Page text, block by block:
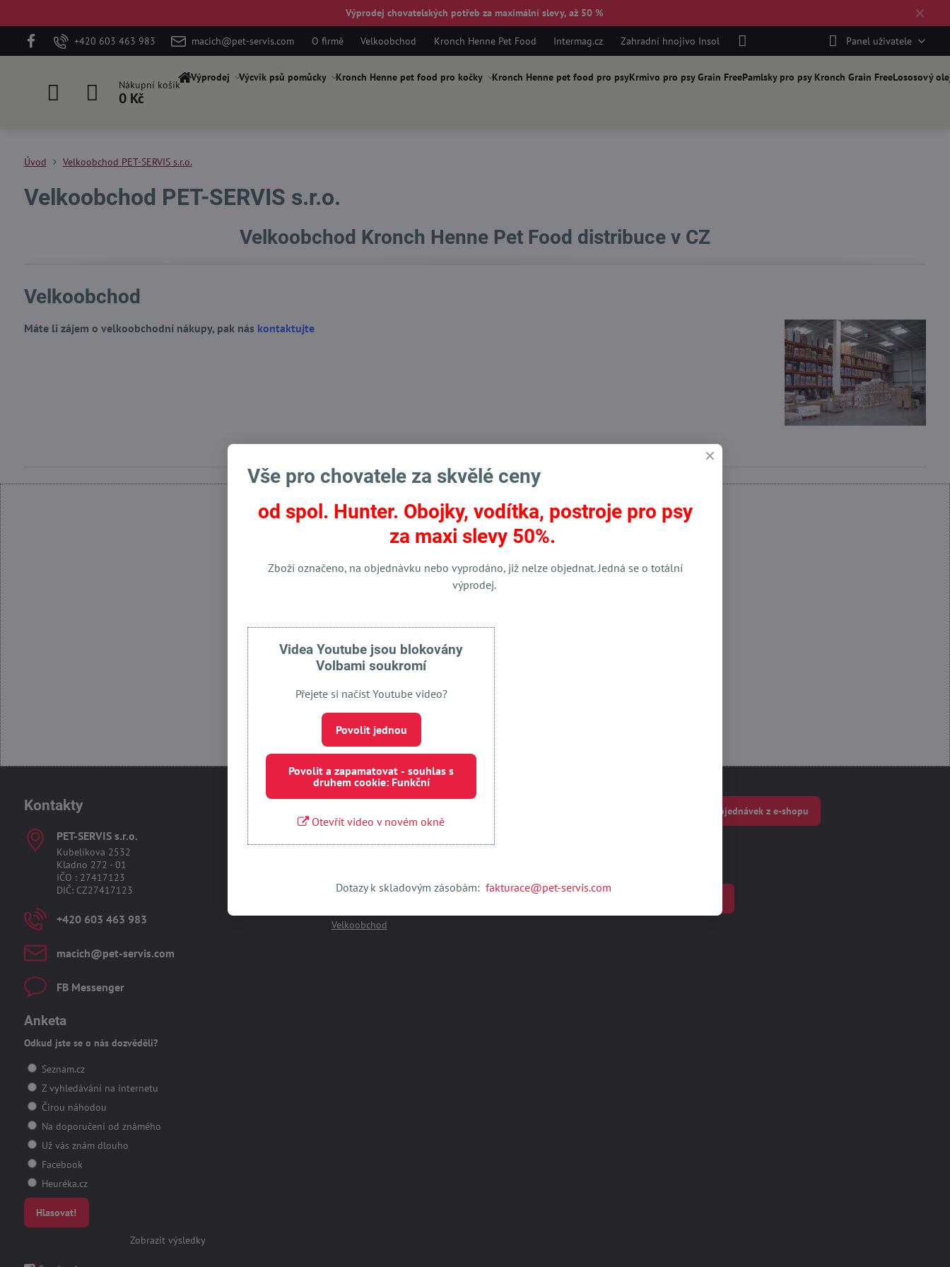
✕
Výprodej chovatelských potřeb za maximální slevy, až 50 %
+420 603 463 983 macich@pet-servis.com O firmě Velkoobchod Kronch Henne Pet Food Intermag.cz Zahradní hnojivo Insol Panel uživatele
Nákupní košík
0 Kč
Výprodej Výcvik psů pomůcky Kronch Henne pet food pro kočky Kronch Henne pet food pro psyKrmivo pro psy Grain FreePamlsky pro psy Kronch Grain FreeLososový
Úvod Velkoobchod PET-SERVIS s.r.o.
Velkoobchod PET-SERVIS s.r.o.
Velkoobchod Kronch Henne Pet Food distribuce v CZ
Velkoobchod
Máte li zájem o velkoobchodní nákupy, pak nás kontaktujte
Externí obsah je blokován Volbami soukromí
Povolit a zapamatovat - souhlas s druhem cookie: Funkční
Otevřít obsah v novém okně
Kontakty
PET-SERVIS s​.r​.o​.
Kubelíkova 2532
Kladno 272 - 01
IČO : 27417123
DIČ: CZ27417123
+420 603 463 983
macich​@pet-servis​.com
FB Messenger
Anketa
Odkud jste se o nás dozvěděli?
Seznam.cz
Z vyhledávání na internetu
Čirou náhodou
Na doporučení od známého
Už vás znám dlouho
Facebook
Heuréka.cz
Hlasovat!
Zobrazit výsledky
Intermag produkty
Velkoobchod
Výdejní místo objednávek z e-shopu
Vše pro chovatele za skvělé ceny
od spol. Hunter. Obojky, vodítka, postroje pro psy
za maxi slevy 50%.
Zboží označeno, na objednávku nebo vyprodáno, již nelze objednat. Jedná se o totální
výprodej.
Videa Youtube jsou blokovány
Volbami soukromí
Přejete si načíst Youtube video?
Povolit jednou
Povolit a zapamatovat - souhlas s
druhem cookie: Funkční
Otevřít video v novém okně
Dotazy k skladovým zásobám:fakturace@pet-servis.com